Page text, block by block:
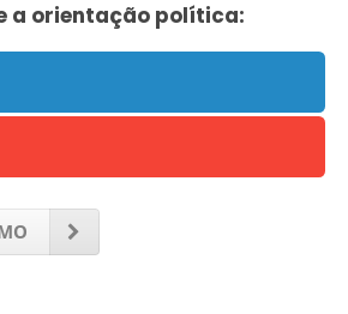
a orientação política: